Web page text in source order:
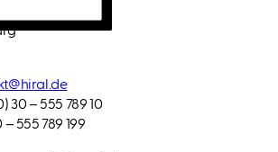
30 – 555 789 10
– 555 789 199